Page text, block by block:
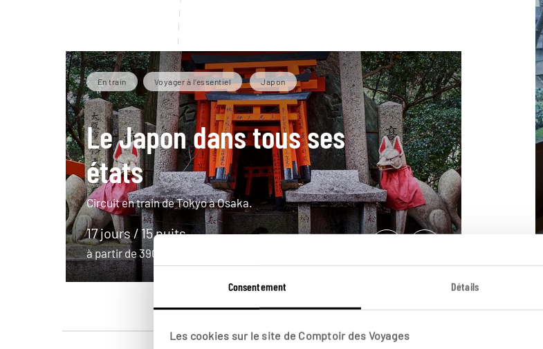
Consentement Détails
Les cookies sur le site de Comptoir des Voyages
En train Voyager à l’essentiel Japon
Le Japon dans tous ses
états
Circuit en train de Tokyo à Osaka.
17 jours / 15 nuits
à partir de 3900€